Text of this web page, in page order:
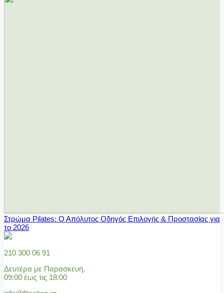
Στρώμα Pilates: Ο Απόλυτος Οδηγός Επιλογής & Προστασίας για
το 2026
210 300 06 91
Δευτέρα με Παρασκευή,
09:00 έως τις 18:00